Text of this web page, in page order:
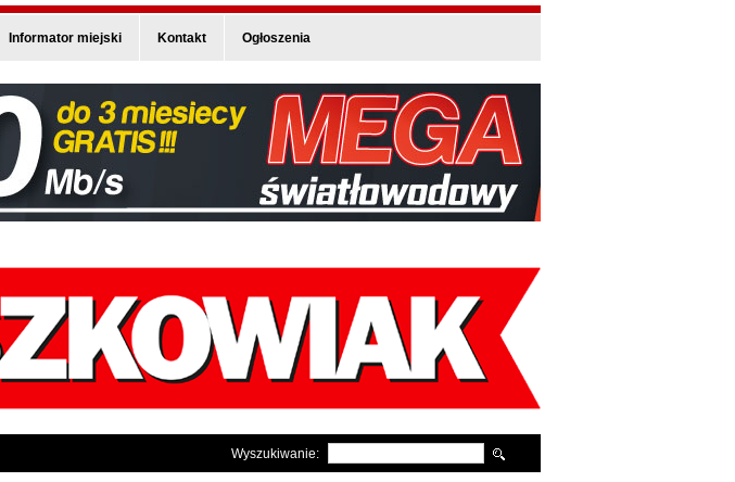
Informator miejski Kontakt Ogłoszenia
Wyszukiwanie: